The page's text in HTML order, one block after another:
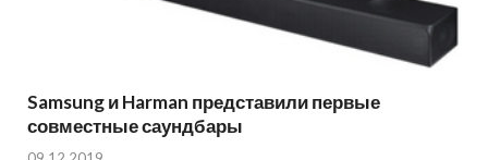
Samsung и Harman представили первые
совместные саундбары